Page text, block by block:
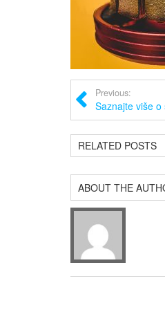
Previous:
Saznajte više
RELATED POSTS
ABOUT THE